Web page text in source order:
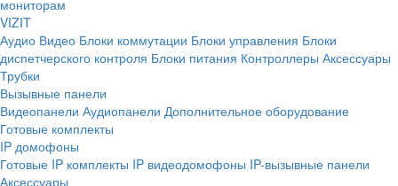
мониторам
VIZIT
Аудио Видео Блоки коммутации Блоки управления Блоки
диспетчерского контроля Блоки питания Контроллеры Аксессуары
Трубки
Вызывные панели
Видеопанели Аудиопанели Дополнительное оборудование
Готовые комплекты
IP домофоны
Готовые IP комплекты IP видеодомофоны IP-вызывные панели
Аксессуары